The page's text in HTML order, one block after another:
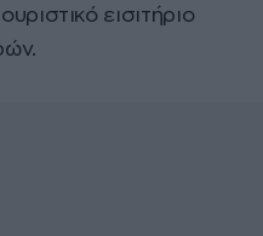
εισιτήριο